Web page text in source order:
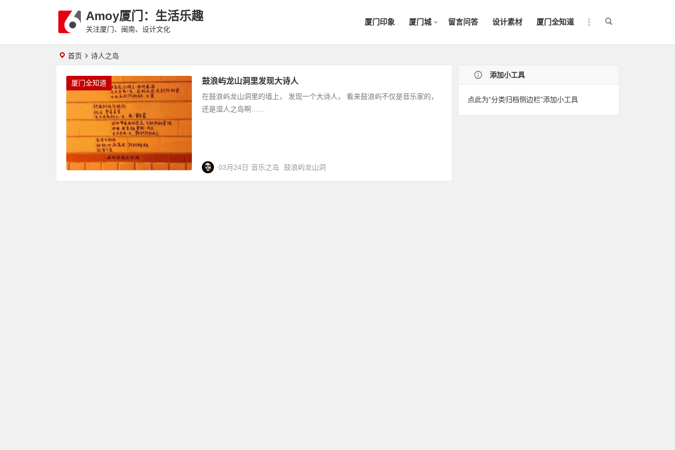
Amoy厦门：生活乐趣
关注厦门、闽南、设计文化
厦门印象 厦门城 留言问答 设计素材 厦门全知道
首页 诗人之岛
厦门全知道 鼓浪屿龙山洞里发现大诗人
在鼓浪屿龙山洞里的墙上， 发现一个大诗人， 看来鼓浪屿不仅是音乐家的，
还是湿人之岛啊……
03月24日 音乐之岛 鼓浪屿龙山洞
添加小工具
点此为“分类归档侧边栏”添加小工具